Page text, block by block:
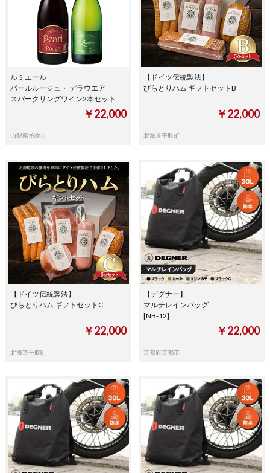
ルミエール
パールルージュ・ デラウエア
スパークリングワイン2本セット
￥22,000
山梨県笛吹市
【ドイツ伝統製法】
びらとりハム ギフトセットB
￥22,000
北海道平取町
【ドイツ伝統製法】
びらとりハム ギフトセットC
￥22,000
北海道平取町
【デグナー】
マルチレインバッグ
[NB-12]
￥22,000
京都府京都市